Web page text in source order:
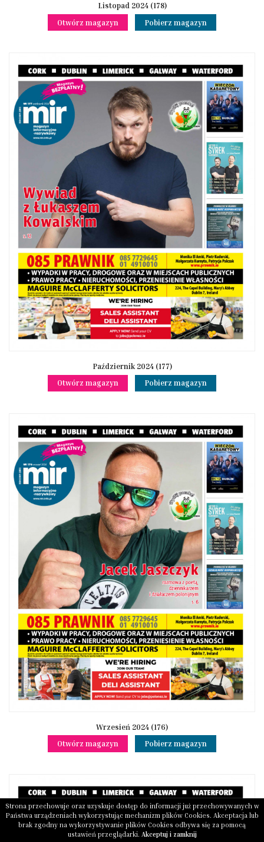
Listopad 2024 (178)
Otwórz magazyn
Pobierz magazyn
Październik 2024 (177)
Otwórz magazyn
Pobierz magazyn
Wrzesień 2024 (176)
Otwórz magazyn
Pobierz magazyn
Strona przechowuje oraz uzyskuje dostęp do informacji już przechowywanych w
Państwa urządzeniach wykorzystując mechanizm plików Cookies. Akceptacja lub
brak zgodny na wykorzystywanie plików Cookies odbywa się za pomocą
ustawień przeglądarki. Akceptuj i zamknij